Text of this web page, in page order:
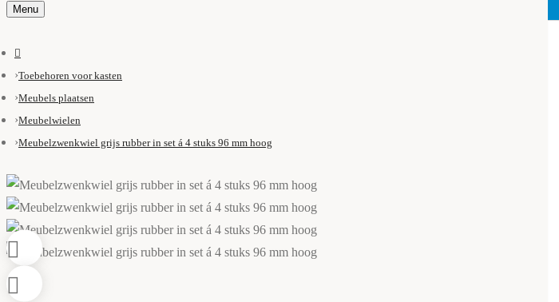
Menu
Toebehoren voor kasten
Meubels plaatsen
Meubelwielen
Meubelzwenkwiel grijs rubber in set á 4 stuks 96 mm hoog